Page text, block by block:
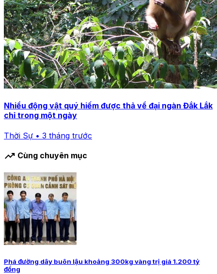
Nhiều động vật quý hiếm được thả về đại ngàn Đắk Lắk
chỉ trong một ngày
Thời Sự • 3 tháng trước
trending_up Cùng chuyên mục
Phá đường dây buôn lậu khoảng 300kg vàng trị giá 1.200 tỷ
đồng